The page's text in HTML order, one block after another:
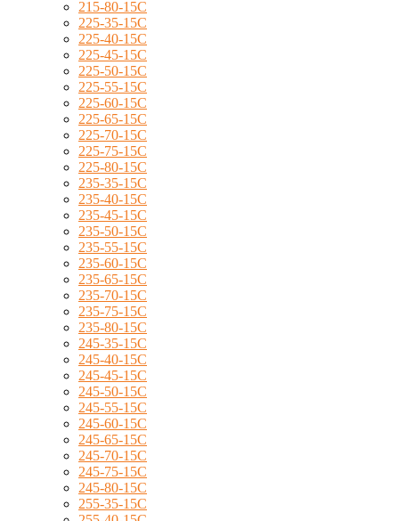
215-80-15C
225-35-15C
225-40-15C
225-45-15C
225-50-15C
225-55-15C
225-60-15C
225-65-15C
225-70-15C
225-75-15C
225-80-15C
235-35-15C
235-40-15C
235-45-15C
235-50-15C
235-55-15C
235-60-15C
235-65-15C
235-70-15C
235-75-15C
235-80-15C
245-35-15C
245-40-15C
245-45-15C
245-50-15C
245-55-15C
245-60-15C
245-65-15C
245-70-15C
245-75-15C
245-80-15C
255-35-15C